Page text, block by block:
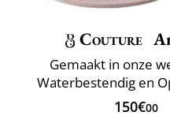
Couture
Gemaakt in onze
Waterbestendig en
150€00